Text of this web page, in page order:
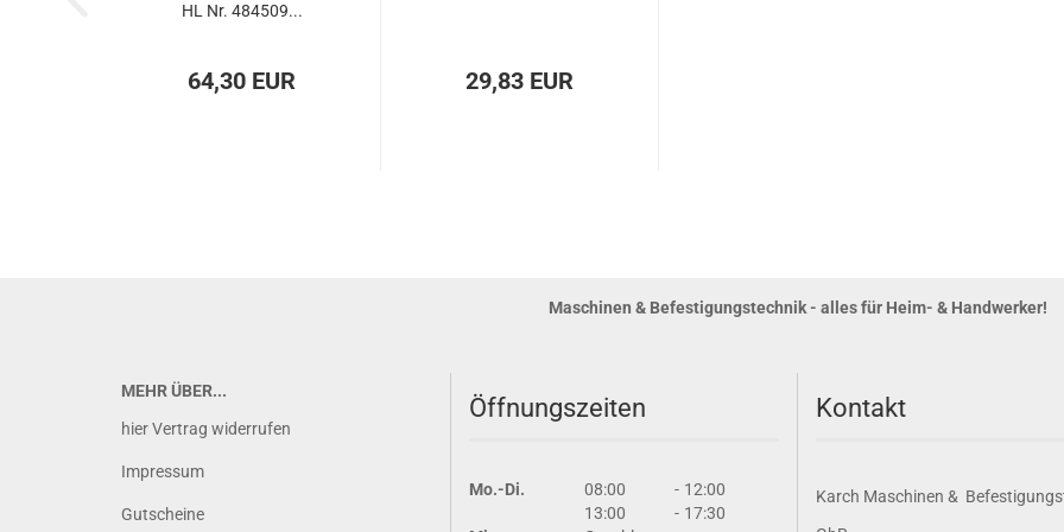
HL Nr. 484509...
64,30 EUR 29,83 EUR
Maschinen & Befestigungstechnik - alles für Heim- & Handwerker!
MEHR ÜBER...
hier Vertrag widerrufen
Impressum
Gutscheine
Öffnungszeiten
Mo.-Di. 08:00 - 12:00
13:00
- 17:30
Kontakt
Karch Maschinen &